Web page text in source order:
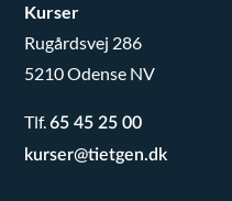
Kurser
Rugårdsvej 286
5210 Odense NV
Tlf.65 45 25 00
kurser@tietgen.dk